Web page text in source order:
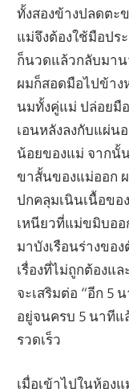
ทั้งสองข้างปลดตะ
แม่จึงต้องใช้มือปร
ก็นวดแล้วกลับมา
ผมก็สอดมือไปข้าง
นมทั้งคู่แม่ ปล่อยมื
เอนหลังลงกับแผ่น
น้อยของแม่ จากนั้
ขาสั้นของแม่ออก
ปกคลุมเนินเนื้อข
เหนียวที่แม่ขมิบอ
มาบังเรือนร่างขอ
เรื่องที่ไม่ถูกต้องแ
จะเสริมต่อ “อีก 5
อยู่จนครบ 5 นาทีแ
รวดเร็ว
เมื่อเข้าไปในห้อง